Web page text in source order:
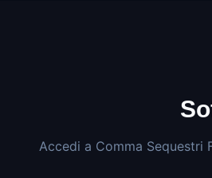
Accedi a Comma Sequestri